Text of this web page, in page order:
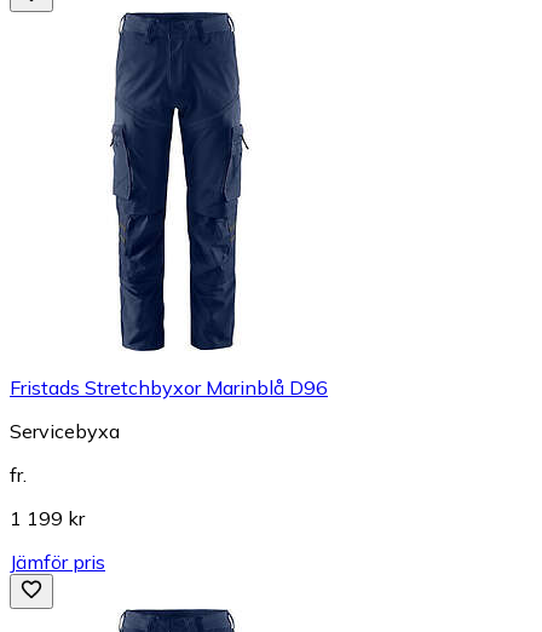
Fristads Stretchbyxor Marinblå D96
Servicebyxa
fr.
1 199 kr
Jämför pris